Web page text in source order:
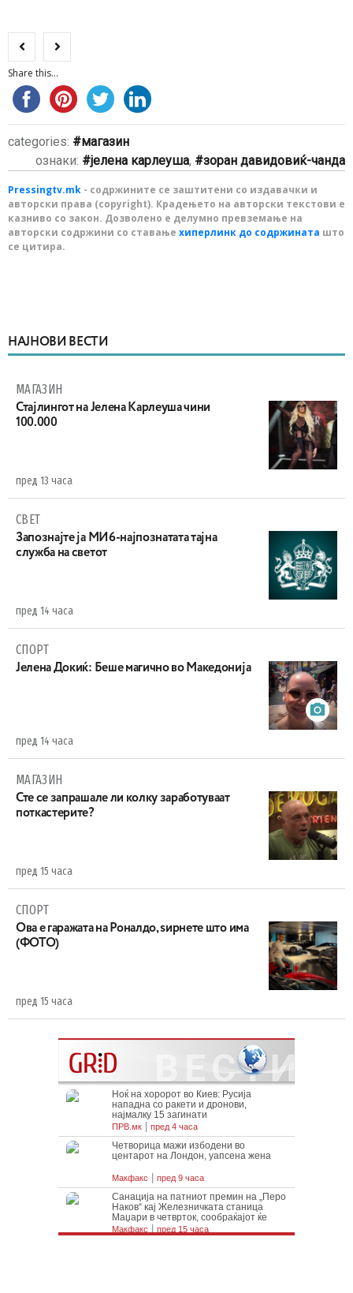
Share this...
categories:
магазин
ознаки:
јелена карлеуша, зоран давидовиќ-чанда
Pressingtv.mk - содржините се заштитени со издавачки и
авторски права (copyright). Крадењето на авторски текстови е
казниво со закон. Дозволено е делумно превземање на
авторски содржини со ставање хиперлинк до содржината што
се цитира.
НАЈНОВИ ВЕСТИ
МАГАЗИН
Стајлингот на Јелена Карлеуша чини
100.000
пред 13 часа
СВЕТ
Запознајте ја МИ6-најпознатата тајна
служба на светот
пред 14 часа
СПОРТ
Јелена Докиќ: Беше магично во Македонија
пред 14 часа
МАГАЗИН
Сте се запрашале ли колку заработуваат
поткастерите?
пред 15 часа
СПОРТ
Ова е гаражата на Роналдо, ѕирнете што има
(ФОТО)
пред 15 часа